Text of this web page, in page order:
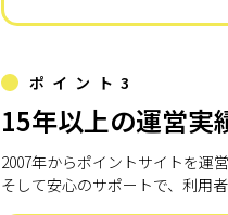
ポイント3
15年以上の運営実
2007年からポイントサイトを運
そして安心のサポートで、利用